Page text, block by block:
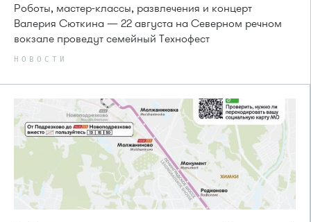
Роботы, мастер-классы, развлечения и концерт
Валерия Сюткина — 22 августа на Северном речном
вокзале проведут семейный Технофест
НОВОСТИ